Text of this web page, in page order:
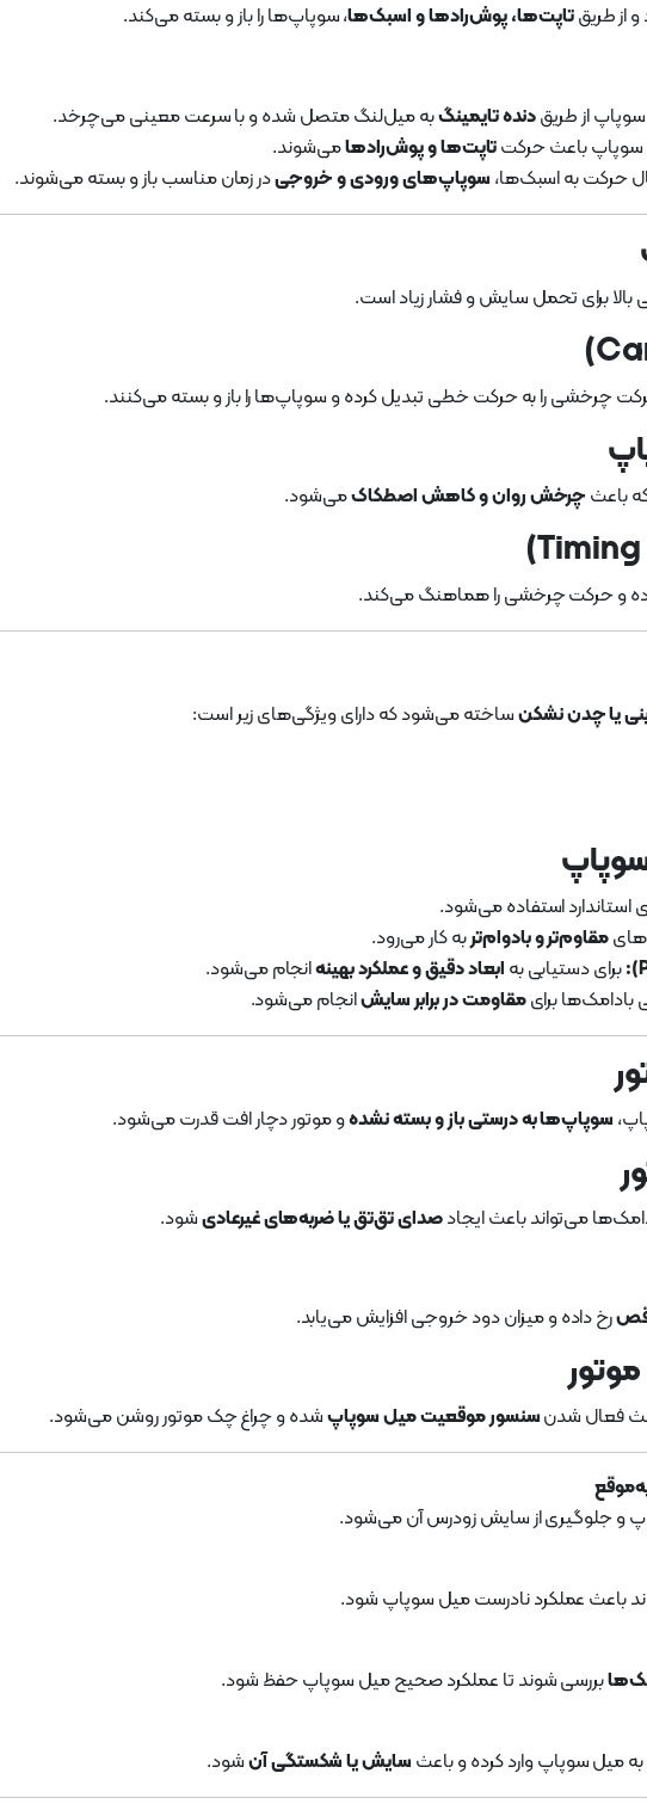
و از طریقتاپت‌ها، پوش‌رادها و اسبک‌ها، سوپاپ‌ها را باز و بسته می‌کند.
از طریقدنده تایمینگبه میل‌لنگ متصل شده و با سرعت معینی می‌چرخد.
سوپاپ باعث حرکتتاپت‌ها و پوش‌رادهامی‌شوند.
حرکت به اسبک‌ها، سوپاپ‌های ورودی و خروجیدر زمان مناسب باز و بسته می‌شوند.
برای تحمل سایش و فشار زیاد است.
را به حرکت خطی تبدیل کرده و سوپاپ‌ها را باز و بسته می‌کنند.
باعث چرخش روان و کاهش اصطکاکمی‌شود.
و حرکت چرخشی را هماهنگ می‌کند.
یا چدن نشکنساخته می‌شود که دارای ویژگی‌های زیر است:
استفاده می‌شود.
مقاوم‌تر و بادوام‌تربه کار می‌رود.
برای دستیابی به ابعاد دقیق و عملکرد بهینهانجام می‌شود.
برایمقاومت در برابر سایشانجام می‌شود.
سوپاپ‌ها به درستی باز و بسته نشدهو موتور دچار افت قدرت می‌شود.
می‌تواند باعث ایجادصدای تق‌تق یا ضربه‌های غیرعادیشود.
رخ داده و میزان دود خروجی افزایش می‌یابد.
فعال شدنسنسور موقعیت میل سوپاپشده و چراغ چک موتور روشن می‌شود.
و جلوگیری از سایش زودرس آن می‌شود.
باعث عملکرد نادرست میل سوپاپ شود.
بررسی شوند تا عملکرد صحیح میل سوپاپ حفظ شود.
میل سوپاپ وارد کرده و باعث سایش یا شکستگی آنشود.